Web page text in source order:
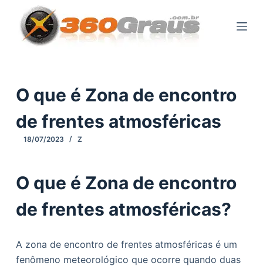
p
o
d
O que é Zona de encontro
de frentes atmosféricas
18/07/2023 Z
O que é Zona de encontro
de frentes atmosféricas?
A zona de encontro de frentes atmosféricas é um
fenômeno meteorológico que ocorre quando duas